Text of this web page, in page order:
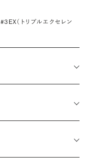
#3EX（トリプルエクセレン